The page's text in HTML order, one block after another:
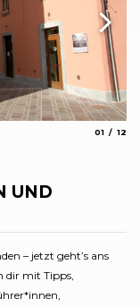
01 12
UND
– jetzt geht’s ans
dir mit Tipps,